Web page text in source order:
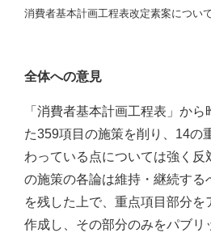
消費者基本計画工程表改定素案につい
全体への意見
「消費者基本計画工程表」か
た359項目の施策を削り、14の
わっている点については強く反
の施策の各論は維持・継続する
を残した上で、重点項目部分
作成し、その部分のみをパブリ